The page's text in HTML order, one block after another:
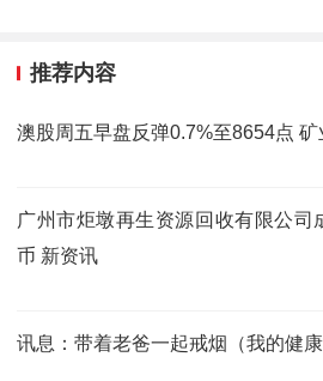
推荐内容
澳股周五早盘反弹0.7%至8654点
广州市炬墩再生资源回收有限公司
币 新资讯
讯息：带着老爸一起戒烟（我的健康